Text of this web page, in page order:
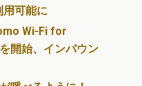
用可能に
Wi-Fi for
開始、インバウン